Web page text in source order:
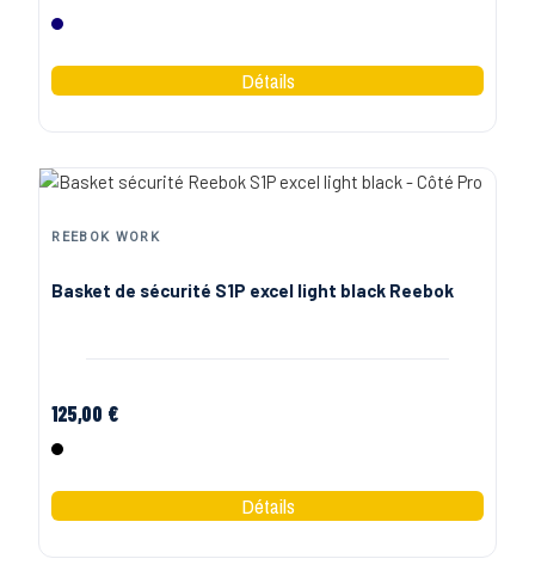
Marine
REEBOK WORK
Basket de sécurité S1P excel light black Reebok
125,00 €
Noir